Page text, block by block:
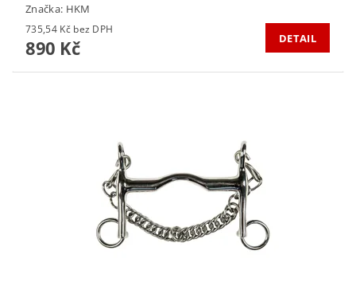
Značka: HKM
735,54 Kč bez DPH
890 Kč DETAIL